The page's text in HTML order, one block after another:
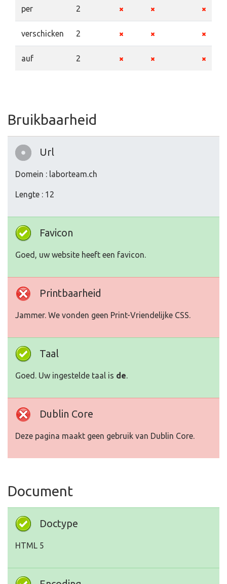
per 2
verschicken 2
auf 2
Bruikbaarheid
Url
Domein : laborteam.ch
Lengte : 12
Favicon
Goed, uw website heeft een favicon.
Printbaarheid
Jammer. We vonden geen Print-Vriendelijke CSS.
Taal
Goed. Uw ingestelde taal is de.
Dublin Core
Deze pagina maakt geen gebruik van Dublin Core.
Document
Doctype
HTML 5